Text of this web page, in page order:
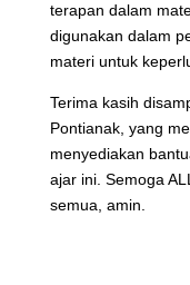
terapan dalam
digunakan dalam
materi untuk
Terima kasih
Pontianak, yang
menyediakan
ajar ini. Semoga
semua, amin.